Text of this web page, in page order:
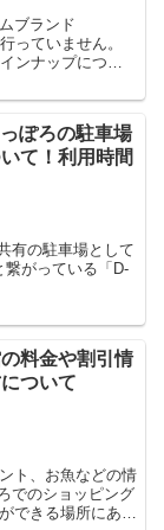
ブランド
っていません。
ンナップについ
ぽろの駐車場
て！利用時間
有の駐車場として
繋がっている「D-
料金や割引情
ついて
ト、お魚などの情
でのショッピング
できる場所にある